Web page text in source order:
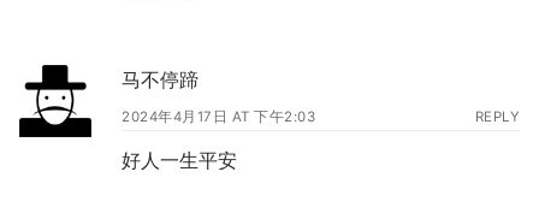
马不停蹄
2024年4月17日 AT 下午2:03 REPLY
好人一生平安